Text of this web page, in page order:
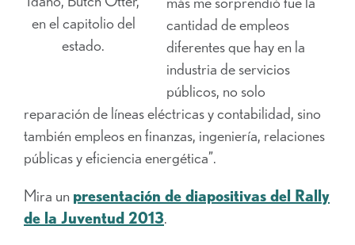
en el capitolio del
estado.
cantidad de empleos
diferentes que hay en la
industria de servicios
públicos, no solo
reparación de líneas eléctricas y contabilidad, sino
también empleos en finanzas, ingeniería, relaciones
públicas y eficiencia energética”.
Mira un presentación de diapositivas del Rally
de la Juventud 2013